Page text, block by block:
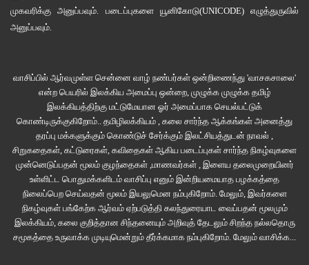
முகவரிக்கு அனுப்பவும். படைப்புகளை யூனிகோடு(UNICODE)எழுத்துருவில்
அனுப்பவும்.
வாசிப்பில் ஆர்வமுள்ள சென்னை வாழ் நண்பர்கள் ஒன்றிணைந்து 'வாசகசாலை'
என்ற பெயரில் இலக்கிய அமைப்பு ஒன்றை, முழுக்க முழுக்க தமிழ்
இலக்கியத்திற்கு மட்டுமேயான ஓர் அமைப்பாக செயல்பட்டுக்
கொண்டிருக்குகிறோம்.. தமிழிலக்கியம் , கலை சார்ந்த ஆக்கங்கள் அனைத்து
தரப்பு மக்களுக்கும் கொண்டுச் சேர்க்கும் இலட்சியத்துடன் நாவல் ,
சிறுகதைகள், கட்டுரைகள், கவிதைகள் ஆகிய படைப்புகள் சார்ந்த நிகழ்வுகளை
முன்னெடுப்பதன் மூலம் குழந்தைகள் ,மாணவர்கள் , இளைய தலைமுறையினர்
உள்ளிட்ட பொதுமக்களிடம் வாசிப்பு எனும் இன்றியமையாத பழக்கத்தை
நிலைப்பெற செய்வதன் மூலம் இயலுமென நம்புகிறோம். மேலும், இவர்களை
நிகழ்வுகள் பங்கேற்க ஆர்வம் ஏற்படுத்தி கலந்துரையாட வைப்பதன் மூலமும்
இலக்கியம், கலை குறித்தான சிந்தனையும் அறிவுத் தேடலும் சிறந்த நல்லதொரு
சமூகத்தை உருவாக்க முடியுமென்றும் தீர்க்கமாக நம்புகிறோம். மேலும் வாசிக்க...